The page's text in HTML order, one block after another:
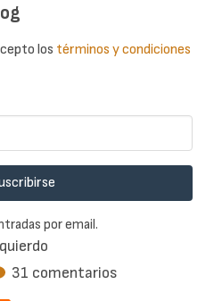
31 comentarios
los términos y condiciones
por email.